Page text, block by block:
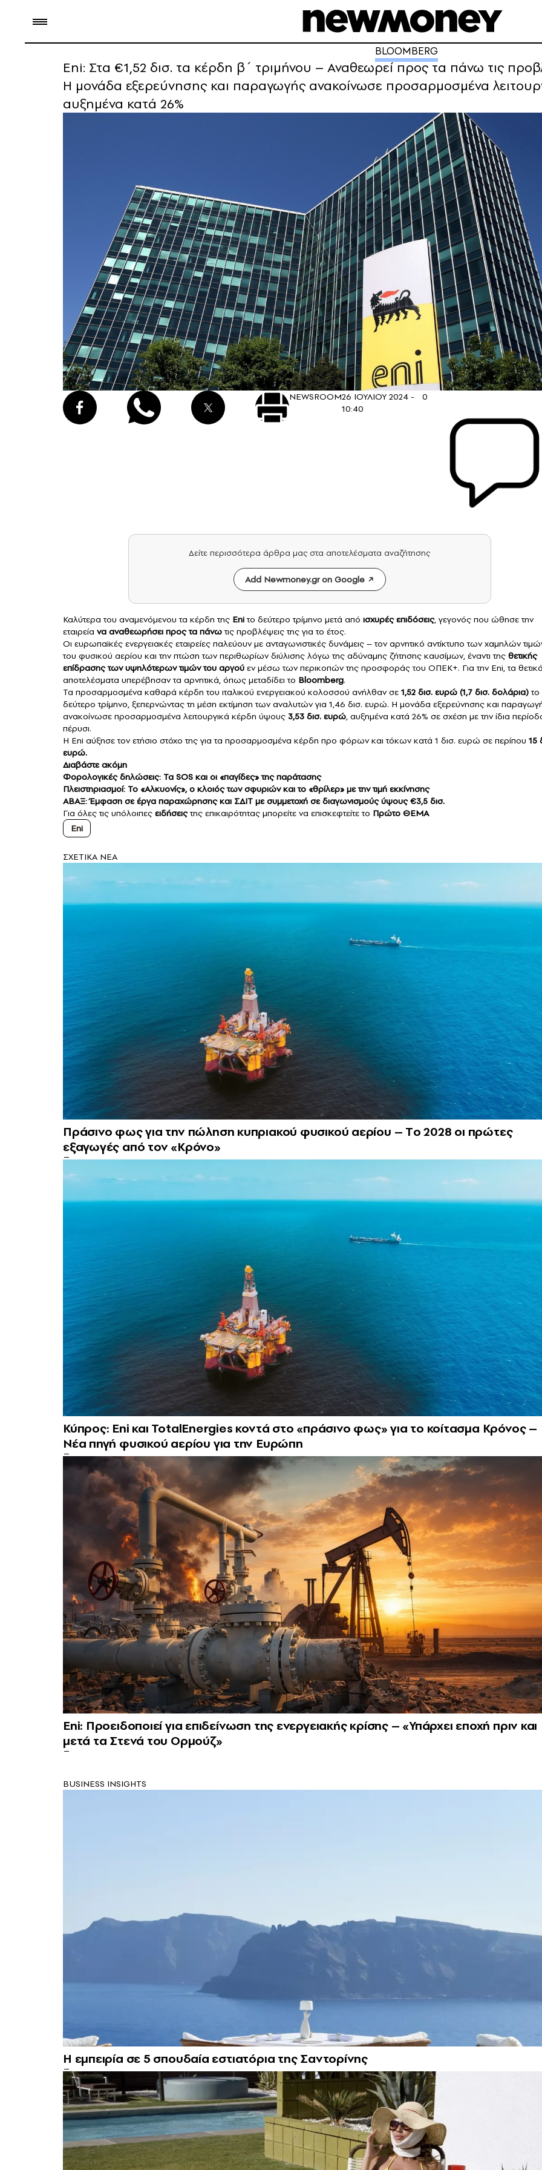
BLOOMBERG
Eni: Στα €1,52 δισ. τα κέρδη β΄ τριμήνου – Αναθεωρεί προς τα πάνω τις
Η μονάδα εξερεύνησης και παραγωγής ανακοίνωσε προσαρμοσμένα
αυξημένα κατά 26%
NEWSROOM26 ΙΟΥΛΙΟΥ 2024 -
10:40
0
Δείτε περισσότερα άρθρα μας στα αποτελέσματα αναζήτησης
Add Newmoney.gr on Google
Καλύτερα του αναμενόμενου τα κέρδη της Eni το δεύτερο τρίμηνο μετά από ισχυρές επιδόσεις, γεγονός που ώθησε την
εταιρεία να αναθεωρήσει προς τα πάνωτις προβλέψεις της για το έτος.
Οι ευρωπαϊκές ενεργειακές εταιρείες παλεύουν με ανταγωνιστικές δυνάμεις – τον αρνητικό αντίκτυπο των χαμηλών
του φυσικού αερίου και την πτώση των περιθωρίων διύλισης λόγω της αδύναμης ζήτησης καυσίμων, έναντι της θετικής
επίδρασης των υψηλότερων τιμών του αργού εν μέσω των περικοπών της προσφοράς του ΟΠΕΚ+. Για την Eni, τα θετικά
αποτελέσματα υπερέβησαν τα αρνητικά, όπως μεταδίδει το Bloomberg.
Τα προσαρμοσμένα καθαρά κέρδη του ιταλικού ενεργειακού κολοσσού ανήλθαν σε 1,52 δισ. ευρώ (1,7 δισ. δολάρια)το
δεύτερο τρίμηνο, ξεπερνώντας τη μέση εκτίμηση των αναλυτών για 1,46 δισ. ευρώ. Η μονάδα εξερεύνησης και
ανακοίνωσε προσαρμοσμένα λειτουργικά κέρδη ύψους 3,53 δισ. ευρώ, αυξημένα κατά 26% σε σχέση με την ίδια
πέρυσι.
Η Eni αύξησε τον ετήσιο στόχο της για τα προσαρμοσμένα κέρδη προ φόρων και τόκων κατά 1 δισ. ευρώ σε περίπου 15
ευρώ.
Διαβάστε ακόμη
Φορολογικές δηλώσεις: Τα SOS και οι «παγίδες» της παράτασης
Πλειστηριασμοί: Το «Αλκυονίς», ο κλοιός των σφυριών και το «θρίλερ» με την τιμή εκκίνησης
ΑΒΑΞ: Έμφαση σε έργα παραχώρησης και ΣΔΙΤ με συμμετοχή σε διαγωνισμούς ύψους €3,5 δισ.
Για όλες τις υπόλοιπες ειδήσεις της επικαιρότητας μπορείτε να επισκεφτείτε το Πρώτο ΘΕΜΑ
Eni
ΣXETIKA NEA
Πράσινο φως για την πώληση κυπριακού φυσικού αερίου – Tο 2028 οι πρώτες
εξαγωγές από τον «Κρόνο»
Κύπρος: Eni και TotalEnergies κοντά στο «πράσινο φως» για το κοίτασμα Κρόνος –
Νέα πηγή φυσικού αερίου για την Ευρώπη
Eni: Προειδοποιεί για επιδείνωση της ενεργειακής κρίσης – «Υπάρχει εποχή πριν και
μετά τα Στενά του Ορμούζ»
BUSINESS INSIGHTS
Η εμπειρία σε 5 σπουδαία εστιατόρια της Σαντορίνης